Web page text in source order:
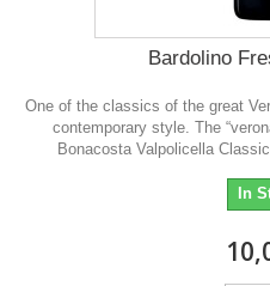
Bardolino
One of the classics of the great
contemporary style. The
Bonacosta Valpolicella
In